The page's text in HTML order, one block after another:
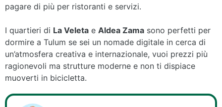
pagare di più per ristoranti e servizi.
I quartieri di La Veleta e Aldea Zama sono perfetti per
dormire a Tulum se sei un nomade digitale in cerca di
un’atmosfera creativa e internazionale, vuoi prezzi più
ragionevoli ma strutture moderne e non ti dispiace
muoverti in bicicletta.